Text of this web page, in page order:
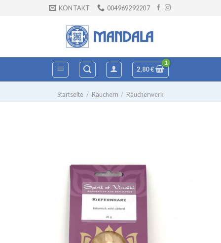
KONTAKT 004969292207
2,80€
Startseite / Räuchern / Räucherwerk